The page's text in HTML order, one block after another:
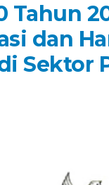
Tahun
dan
Sektor